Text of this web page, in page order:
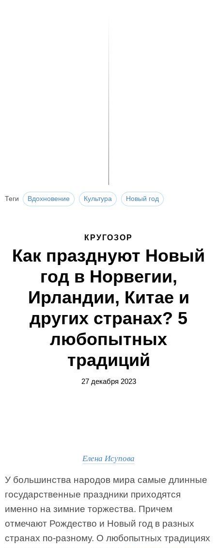
Теги Вдохновение Культура Новый год
КРУГОЗОР
Как празднуют Новый
год в Норвегии,
Ирландии, Китае и
других странах? 5
любопытных
традиций
27 декабря 2023
Елена Исупова
У большинства народов мира самые длинные
государственные праздники приходятся
именно на зимние торжества. Причем
отмечают Рождество и Новый год в разных
странах по-разному. О любопытных традициях